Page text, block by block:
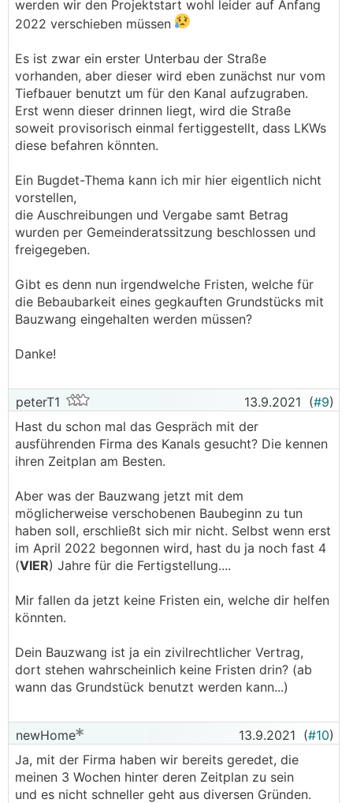
werden wir den Projektstart wohl leider auf Anfang
2022 verschieben müssen
Es ist zwar ein erster Unterbau der Straße
vorhanden, aber dieser wird eben zunächst nur vom
Tiefbauer benutzt um für den Kanal aufzugraben.
Erst wenn dieser drinnen liegt, wird die Straße
soweit provisorisch einmal fertiggestellt, dass LKWs
diese befahren könnten.
Ein Bugdet-Thema kann ich mir hier eigentlich nicht
vorstellen,
die Auschreibungen und Vergabe samt Betrag
wurden per Gemeinderatssitzung beschlossen und
freigegeben.
Gibt es denn nun irgendwelche Fristen, welche für
die Bebaubarkeit eines gegkauften Grundstücks mit
Bauzwang eingehalten werden müssen?
Danke!
peterT1 13.9.2021 (#9)
Hast du schon mal das Gespräch mit der
ausführenden Firma des Kanals gesucht? Die kennen
ihren Zeitplan am Besten.
Aber was der Bauzwang jetzt mit dem
möglicherweise verschobenen Baubeginn zu tun
haben soll, erschließt sich mir nicht. Selbst wenn erst
im April 2022 begonnen wird, hast du ja noch fast 4
(VIER) Jahre für die Fertigstellung....
Mir fallen da jetzt keine Fristen ein, welche dir helfen
könnten.
Dein Bauzwang ist ja ein zivilrechtlicher Vertrag,
dort stehen wahrscheinlich keine Fristen drin? (ab
wann das Grundstück benutzt werden kann...)
newHome 13.9.2021 (#10)
Ja, mit der Firma haben wir bereits geredet, die
meinen 3 Wochen hinter deren Zeitplan zu sein
und es nicht schneller geht aus diversen Gründen.